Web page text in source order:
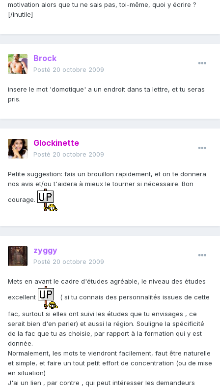
motivation alors que tu ne sais pas, toi-même, quoi y écrire ?
[/inutile]
Brock
Posté 20 octobre 2009
insere le mot 'domotique' a un endroit dans ta lettre, et tu seras
pris.
Glockinette
Posté 20 octobre 2009
Petite suggestion: fais un brouillon rapidement, et on te donnera
nos avis et/ou t'aidera à mieux le tourner si nécessaire. Bon
courage.
zyggy
Posté 20 octobre 2009
Mets en avant le cadre d'études agréable, le niveau des études
excellent
( si tu connais des personnalités issues de cette
fac, surtout si elles ont suivi les études que tu envisages , ce
serait bien d'en parler) et aussi la région. Souligne la spécificité
de la fac que tu as choisie, par rapport à la formation qui y est
donnée.
Normalement, les mots te viendront facilement, faut être naturelle
et simple, et faire un tout petit effort de concentration (ou de mise
en situation)
J'ai un lien , par contre , qui peut intéresser les demandeurs